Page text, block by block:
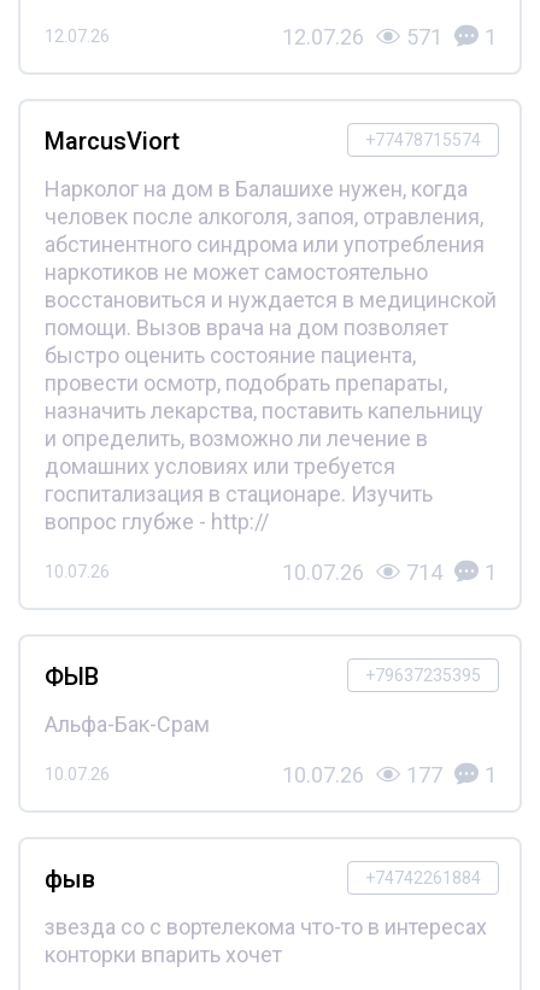
12.07.26 12.07.26 571 1
+77478715574
MarcusViort
Нарколог на дом в Балашихе нужен, когда
человек после алкоголя, запоя, отравления,
абстинентного синдрома или употребления
наркотиков не может самостоятельно
восстановиться и нуждается в медицинской
помощи. Вызов врача на дом позволяет
быстро оценить состояние пациента,
провести осмотр, подобрать препараты,
назначить лекарства, поставить капельницу
и определить, возможно ли лечение в
домашних условиях или требуется
госпитализация в стационаре. Изучить
вопрос глубже - http://
10.07.26 10.07.26 714 1
+79637235395
ФЫВ
Альфа-Бак-Срам
10.07.26 10.07.26 177 1
+74742261884
фыв
звезда со с вортелекома что-то в интересах
конторки впарить хочет